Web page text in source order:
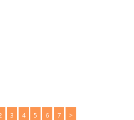
3 4 5 6 7 >